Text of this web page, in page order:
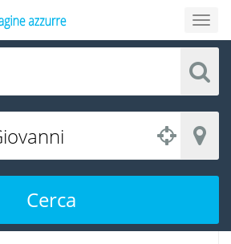
Cerca
a Rocca San Giovanni
moretti